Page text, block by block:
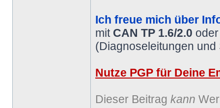
Ich freue mich über
mit CAN TP 1.6/2.0
(Diagnoseleitungen
Nutze PGP für Deine
Dieser Beitrag kann